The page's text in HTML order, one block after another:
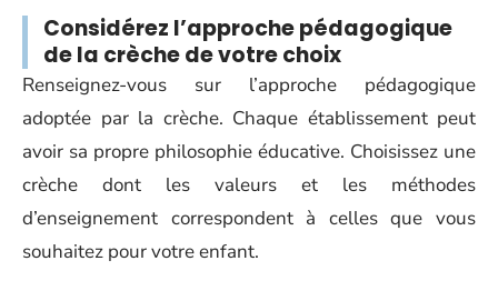
Considérez l’approche pédagogique
de la crèche de votre choix
Renseignez-vous sur l’approche pédagogique
adoptée par la crèche. Chaque établissement peut
avoir sa propre philosophie éducative. Choisissez une
crèche dont les valeurs et les méthodes
d’enseignement correspondent à celles que vous
souhaitez pour votre enfant.